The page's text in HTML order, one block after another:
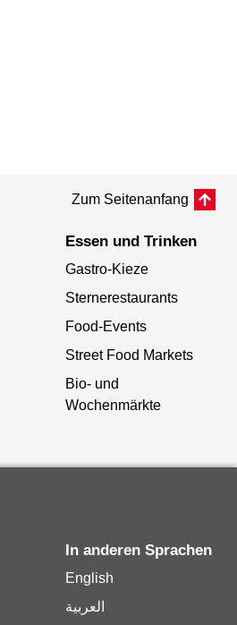
Zum Seitenanfang
Essen und Trinken
Gastro-Kieze
Sternerestaurants
Food-Events
Street Food Markets
Bio- und
Wochenmärkte
In anderen Sprachen
English
العربية